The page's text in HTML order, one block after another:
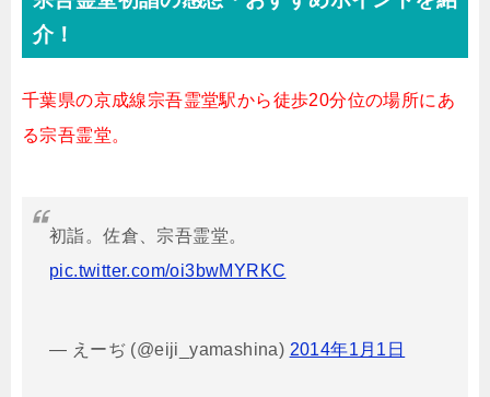
介！
千葉県の京成線宗吾霊堂駅から徒歩20分位の場所にあ
る宗吾霊堂。
初詣。佐倉、宗吾霊堂。
pic.twitter.com/oi3bwMYRKC
— えーぢ (@eiji_yamashina) 2014年1月1日